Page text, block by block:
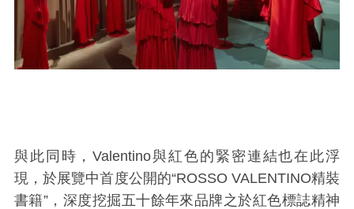
與此同時，Valentino與紅色的緊密連結也在此浮
現，於展覽中首度公開的“ROSSO VALENTINO精裝
書籍”，深度挖掘五十餘年來品牌之於紅色標誌精神